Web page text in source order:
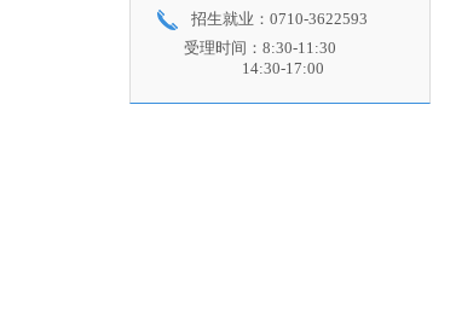
招生就业：0710-3622593
受理时间：8:30-11:30
14:30-17:00